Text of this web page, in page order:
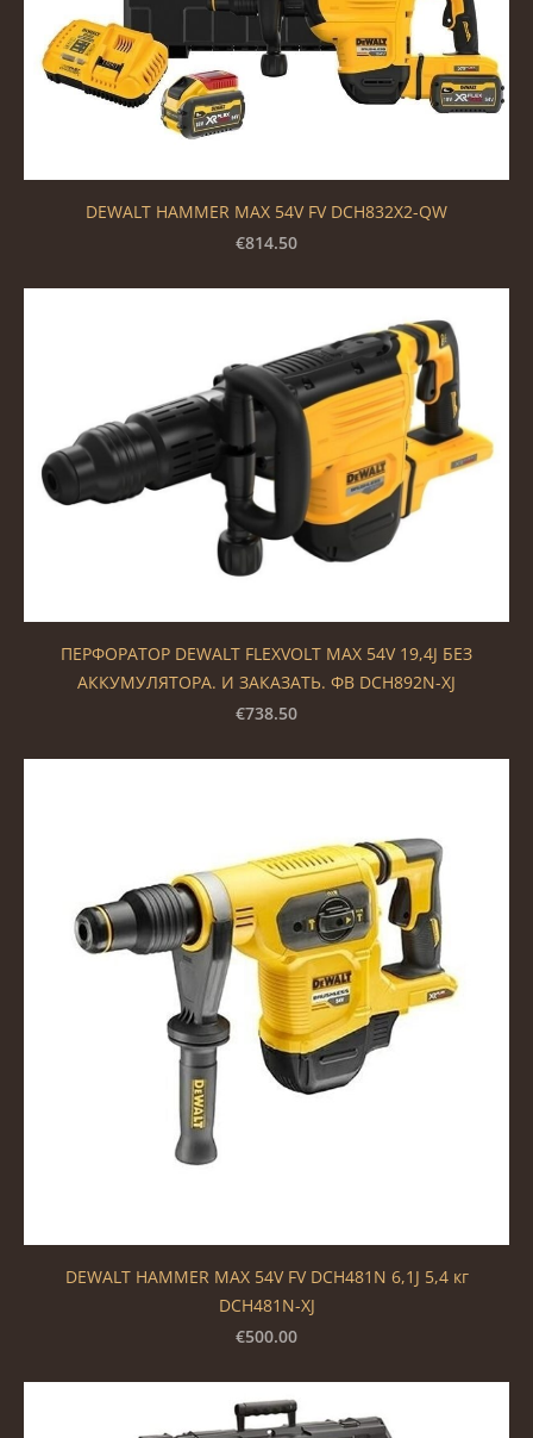
DEWALT HAMMER MAX 54V FV DCH832X2-QW
€814.50
ПЕРФОРАТОР DEWALT FLEXVOLT MAX 54V 19,4J БЕЗ
АККУМУЛЯТОРА. И ЗАКАЗАТЬ. ФВ DCH892N-XJ
€738.50
DEWALT HAMMER MAX 54V FV DCH481N 6,1J 5,4 кг
DCH481N-XJ
€500.00